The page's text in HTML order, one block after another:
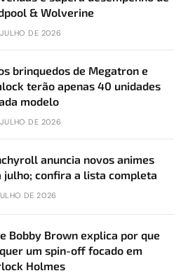
& Wolverine
DE 2026
brinquedos de Megatron e
terão apenas 40 unidades
modelo
DE 2026
anuncia novos animes
julho; confira a lista completa
DE 2026
Bobby Brown explica por que
um spin-off focado em
Holmes